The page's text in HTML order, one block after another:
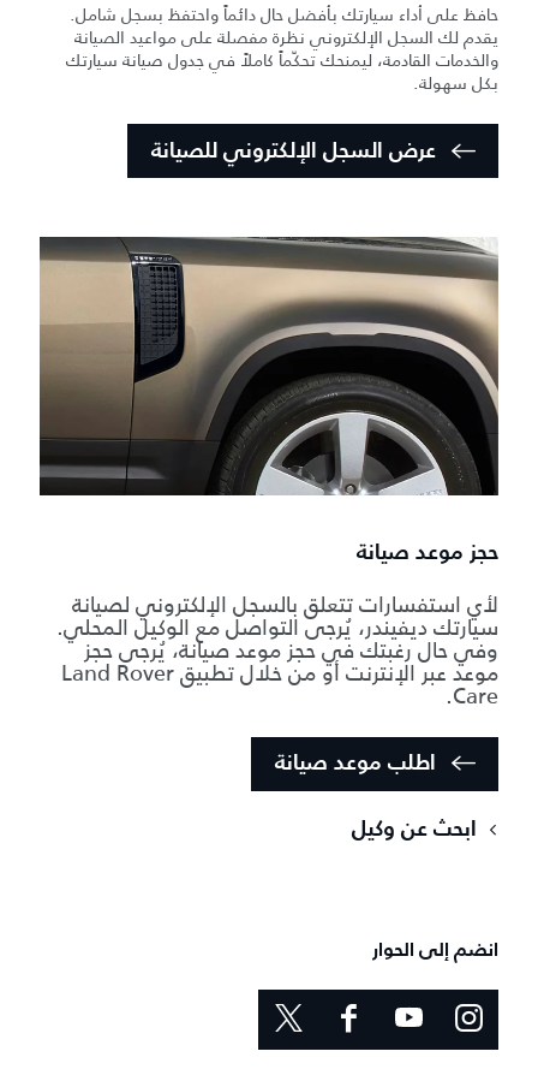
حافظ على أداء سيارتك بأفضل حال دائماً واحتفظ بسجل شامل.
يقدم لك السجل الإلكتروني نظرة مفصلة على مواعيد الصيانة
والخدمات القادمة، ليمنحك تحكّماً كاملاً في جدول صيانة سيارتك
بكل سهولة.
عرض السجل الإلكتروني للصيانة
حجز موعد صيانة
لأي استفسارات تتعلق بالسجل الإلكتروني لصيانة
سيارتك ديفيندر، يُرجى التواصل مع الوكيل المحلي.
وفي حال رغبتك في حجز موعد صيانة، يُرجى حجز
موعد عبر الإنترنت أو من خلال تطبيق Land Rover
Care.
اطلب موعد صيانة
ابحث عن وكيل
انضم إلى الحوار